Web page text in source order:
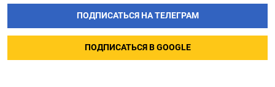
ПОДПИСАТЬСЯ НА ТЕЛЕГРАМ
ПОДПИСАТЬСЯ В GOOGLE